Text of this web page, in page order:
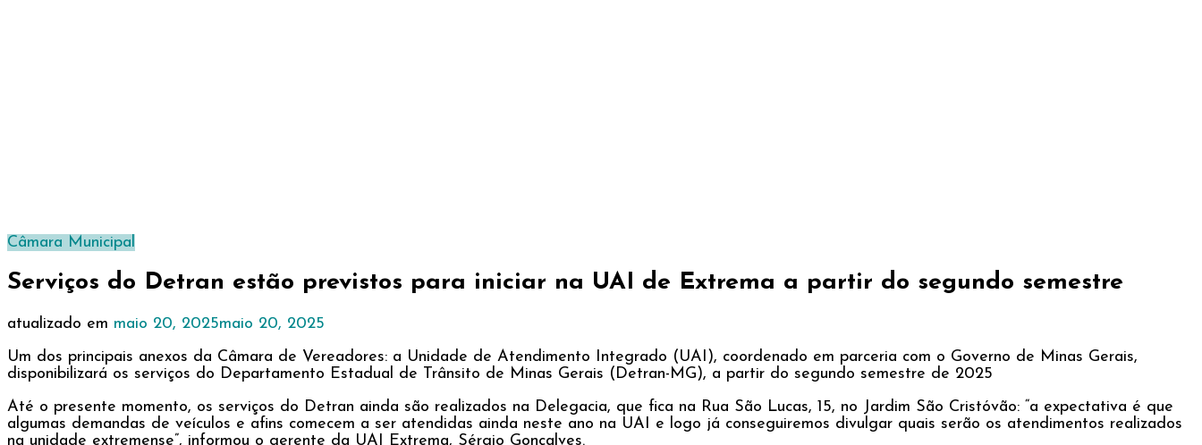
Câmara Municipal
Serviços do Detran estão previstos para iniciar na UAI de Extrema a partir do segundo semestre
atualizado em maio 20, 2025maio 20, 2025
Um dos principais anexos da Câmara de Vereadores: a Unidade de Atendimento Integrado (UAI), coordenado em parceria com o Governo de Minas Gerais,
disponibilizará os serviços do Departamento Estadual de Trânsito de Minas Gerais (Detran-MG), a partir do segundo semestre de 2025
Até o presente momento, os serviços do Detran ainda são realizados na Delegacia, que fica na Rua São Lucas, 15, no Jardim São Cristóvão: “a expectativa é que
algumas demandas de veículos e afins comecem a ser atendidas ainda neste ano na UAI e logo já conseguiremos divulgar quais serão os atendimentos realizados
na unidade extremense”, informou o gerente da UAI Extrema, Sérgio Gonçalves.